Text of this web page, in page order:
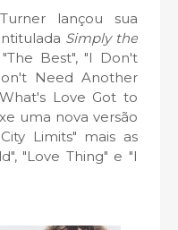
lançou sua
Simply the
"The Best","I Don't
Need Another
Love Got to
uma nova versão
Limits" mais as
"Love Thing" e "I